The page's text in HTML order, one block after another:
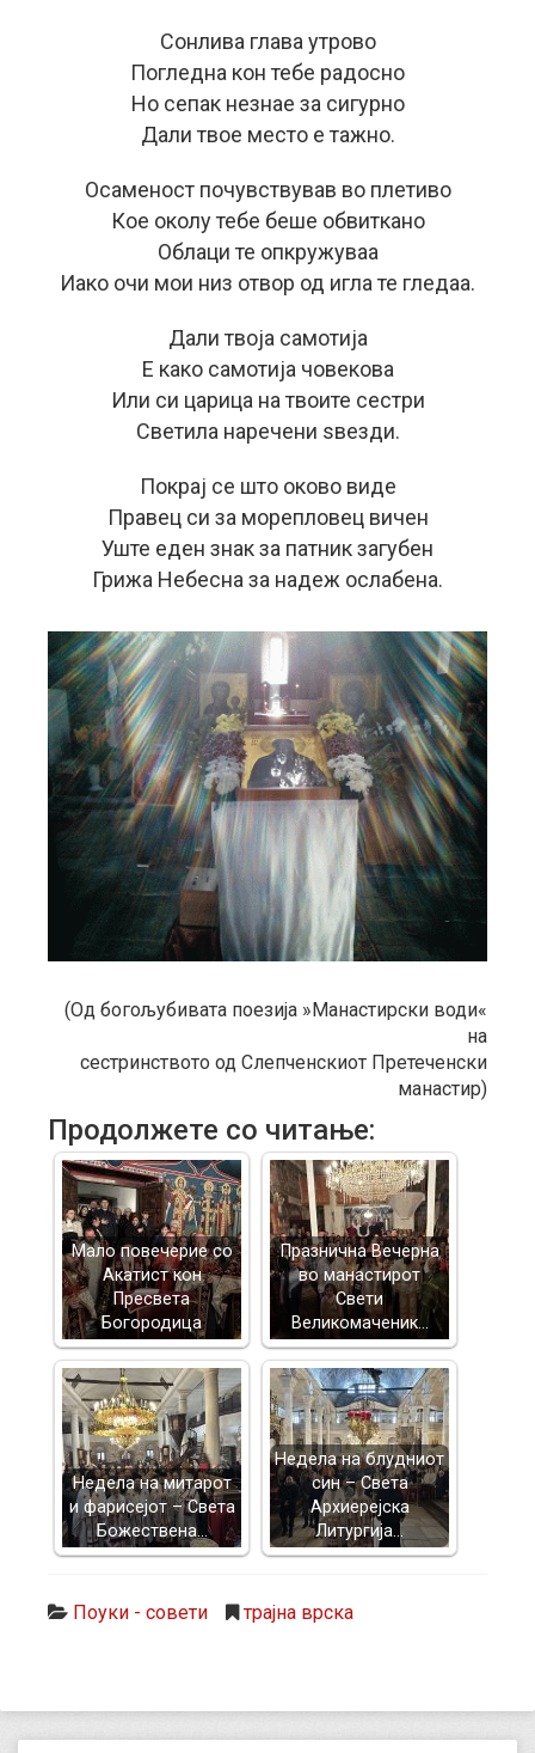
Сонлива глава утрово
Погледна кон тебе радосно
Но сепак незнае за сигурно
Дали твое место е тажно.
Осаменост почувствував во плетиво
Кое околу тебе беше обвиткано
Облаци те опкружуваа
Иако очи мои низ отвор од игла те гледаа.
Дали твоја самотија
Е како самотија човекова
Или си царица на твоите сестри
Светила наречени ѕвезди.
Покрај се што оково виде
Правец си за морепловец вичен
Уште еден знак за патник загубен
Грижа Небесна за надеж ослабена.
(Од богољубивата поезија »Манастирски води«
на
сестринството од Слепченскиот Претеченски
манастир)
Продолжете со читање:
Mало повечерие со
Акатист кон
Пресвета
Богородица
Празнична Вечерна
во манастирот
Свети
Великомаченик…
Недела на митарот
и фарисејот – Светa
Божествена…
Недела на блудниот
син – Света
Архиерејска
Литургија…
Поуки - совети трајна врска